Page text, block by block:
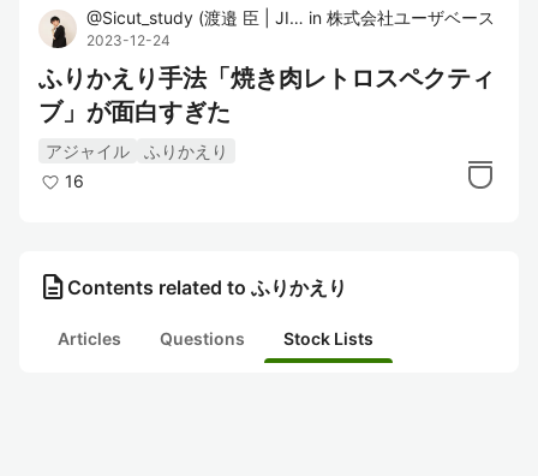
@Sicut_study (渡邉 臣 | JISOU )
in 株式会社ユーザベース
2023-12-24
ふりかえり手法「焼き肉レトロスペクティ
ブ」が面白すぎた
アジャイル
ふりかえり
16
description Contents related to ふりかえり
Articles Questions Stock Lists